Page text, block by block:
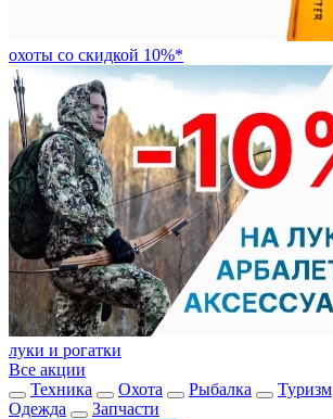
охоты со скидкой 10%*
луки и рогатки
Все акции
Техника
Охота Рыбалка Туризм
Одежда
Запчасти